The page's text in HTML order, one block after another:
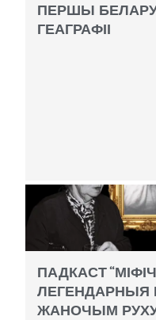
ПЕРШЫ
ГЕАГРАФІІ
ПАДКАСТ
ЛЕГЕНДАРНЫЯ
ЖАНОЧЫМ